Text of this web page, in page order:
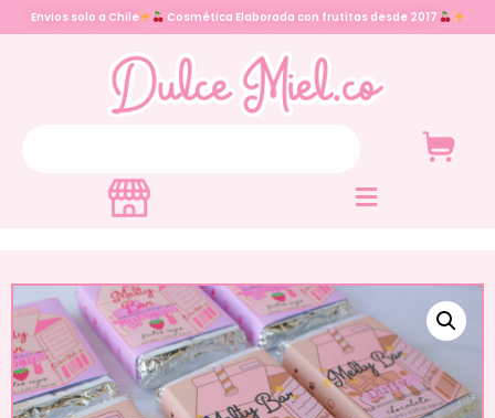
Envios solo a Chile Cosmética Elaborada con frutitas desde 2017